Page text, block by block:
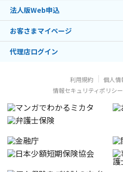
法人版Web申込
お客さまマイページ
代理店ログイン
利用規約
個人情
情報セキュリティポリシー